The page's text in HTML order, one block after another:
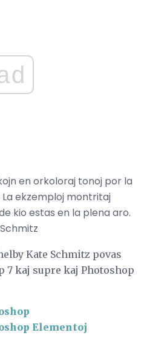
en orkoloraj tonoj por la
ekzemploj montritaj
kio estas en la plena aro.
Kate Schmitz povas
7 kaj supre kaj Photoshop
Elementoj